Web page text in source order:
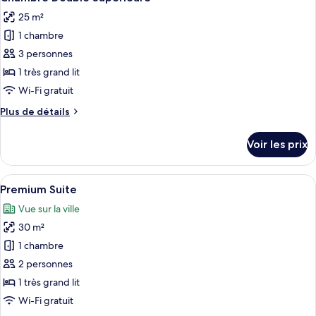
jumeaux
Chambre
Supérieure
avec
lits
jumeaux
toutes
les
photos
pour
ce
type
chambre :
Supérieure
25 m²
1 chambre
3 personnes
1 très grand lit
Wi-Fi gratuit
Plus de détails
Plus
le
type
de
Chambre
Double
Supérieure
Voir les prix
Afficher
toutes
les
photos
pour
ce
type
de
chambre :
Un salon moderne avec un canapé
5
Premium Suite
Vue sur la ville
30 m²
1 chambre
2 personnes
1 très grand lit
Wi-Fi gratuit